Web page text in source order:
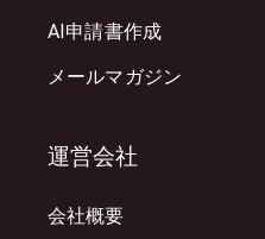
AI申請書作成
メールマガジン
運営会社
会社概要